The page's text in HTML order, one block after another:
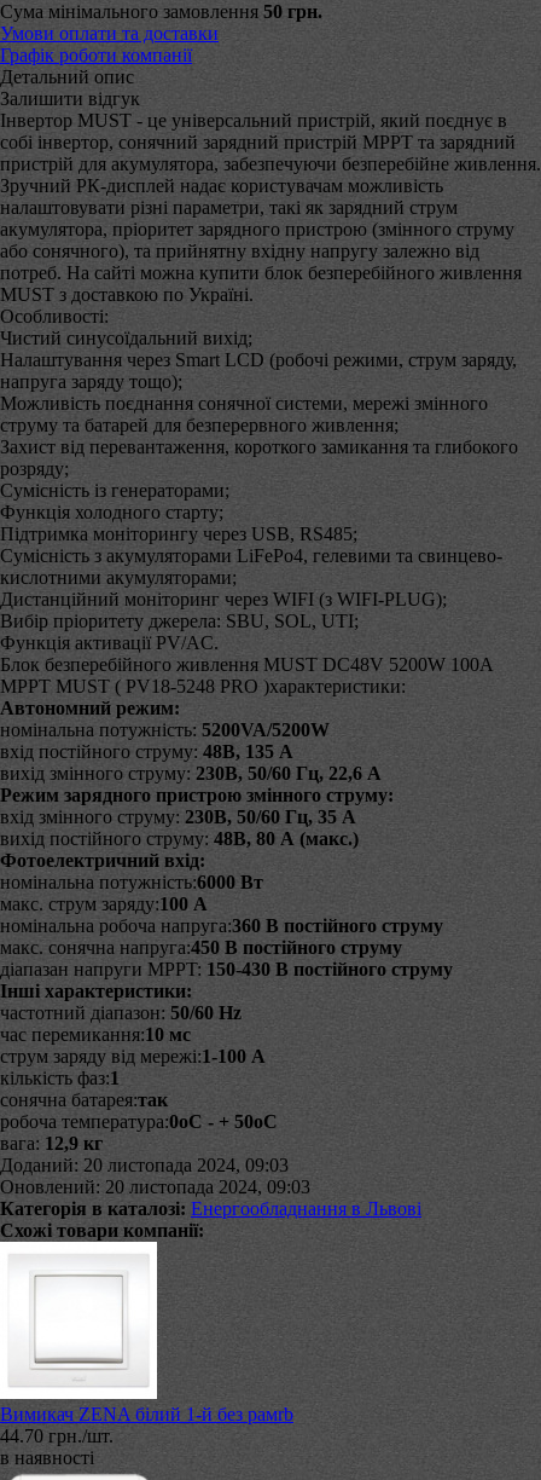
Сума мінімального замовлення 50 грн.
Умови оплати та доставки
Графік роботи компанії
Детальний опис
Залишити відгук
Інвертор MUST - це універсальний пристрій, який поєднує в
собі інвертор, сонячний зарядний пристрій MPPT та зарядний
пристрій для акумулятора, забезпечуючи безперебійне живлення.
Зручний РК-дисплей надає користувачам можливість
налаштовувати різні параметри, такі як зарядний струм
акумулятора, пріоритет зарядного пристрою (змінного струму
або сонячного), та прийнятну вхідну напругу залежно від
потреб. На сайті можна купити блок безперебійного живлення
MUST з доставкою по Україні.
Особливості:
Чистий синусоїдальний вихід;
Налаштування через Smart LCD (робочі режими, струм заряду,
напруга заряду тощо);
Можливість поєднання сонячної системи, мережі змінного
струму та батарей для безперервного живлення;
Захист від перевантаження, короткого замикання та глибокого
розряду;
Сумісність із генераторами;
Функція холодного старту;
Підтримка моніторингу через USB, RS485;
Сумісність з акумуляторами LiFePo4, гелевими та свинцево-
кислотними акумуляторами;
Дистанційний моніторинг через WIFI (з WIFI-PLUG);
Вибір пріоритету джерела: SBU, SOL, UTI;
Функція активації PV/AC.
Блок безперебійного живлення MUST DC48V 5200W 100A
MPPT MUST ( PV18-5248 PRO )характеристики:
Автономний режим:
номінальна потужність: 5200VA/5200W
вхід постійного струму: 48В, 135 А
вихід змінного струму: 230В, 50/60 Гц, 22,6 А
Режим зарядного пристрою змінного струму:
вхід змінного струму: 230В, 50/60 Гц, 35 А
вихід постійного струму: 48В, 80 А (макс.)
Фотоелектричний вхід:
номінальна потужність:6000 Вт
макс. струм заряду:100 А
номінальна робоча напруга:360 В постійного струму
макс. сонячна напруга:450 В постійного струму
діапазан напруги MPPT: 150-430 В постійного струму
Інші характеристики:
частотний діапазон: 50/60 Hz
час перемикання:10 мс
струм заряду від мережі:1-100 А
кількість фаз:1
сонячна батарея:так
робоча температура:0оС - + 50оС
вага: 12,9 кг
Доданий: 20 листопада 2024, 09:03
Оновлений: 20 листопада 2024, 09:03
Категорія в каталозі: Енергообладнання в Львові
Схожі товари компанії:
Вимикач ZENA білий 1-й без рамrb
44.70 грн./шт.
в наявності